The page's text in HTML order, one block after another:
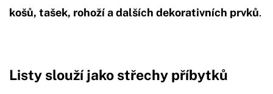
košů, tašek, rohoží a dalších dekorativních prvků.
Listy slouží jako střechy příbytků